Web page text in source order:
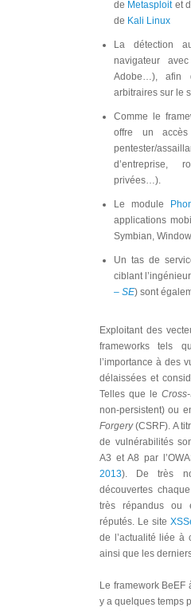
de Metasploitet
de Kali Linux
La détection
navigateur
Adobe…), afin
arbitraires sur le
Comme le
offre un
pentester/
d’entreprise,
privées…).
Le module
applications
Symbian,
Un tas de
ciblant
– SE) sont
Exploitant des
frameworks tels
l’importance à des
délaissées et
Telles que le
non-persistent) ou
Forgery(CSRF). A
de vulnérabilités
A3 et A8 par
2013). De très
découvertes
très répandus ou
réputés. Le site
de l’actualité liée à
ainsi que les
Le framework BeEF
y a quelques temps